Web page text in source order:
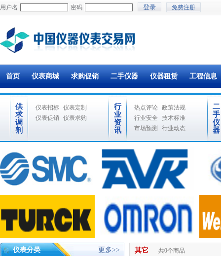
用户名 密码 免费注册
首页 仪表商城 求购促销 二手仪器 仪器租赁 工程信息
供
求
调
剂
仪表招标 仪表定制
仪表促销
仪表求购
行
业
资
讯
热点评论 政策法规
行业安全
技术标准
市场预测
行业动态
二
手
仪
器
仪表分类 更多>> 其它 共0个商品